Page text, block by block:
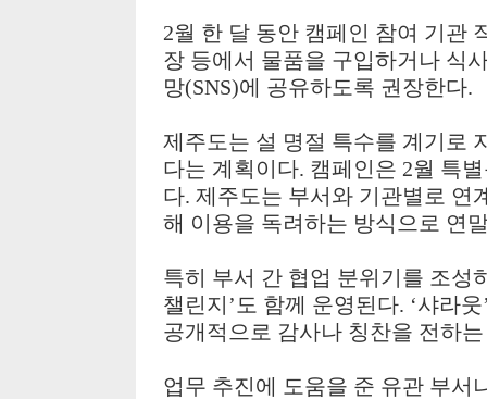
2월 한 달 동안 캠페인 참여 기관
장 등에서 물품을 구입하거나 식
망(SNS)에 공유하도록 권장한다.
제주도는 설 명절 특수를 계기로
다는 계획이다. 캠페인은 2월 특
다. 제주도는 부서와 기관별로 연
해 이용을 독려하는 방식으로 연
특히 부서 간 협업 분위기를 조성
챌린지 ’ 도 함께 운영된다. ‘샤라웃
공개적으로 감사나 칭찬을 전하
업무 추진에 도움을 준 유관 부서